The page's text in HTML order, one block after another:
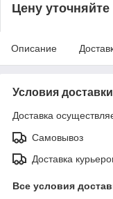
Цену уточняйте
Описание
Условия доставки
Доставка
Самовывоз
Доставка
Все условия